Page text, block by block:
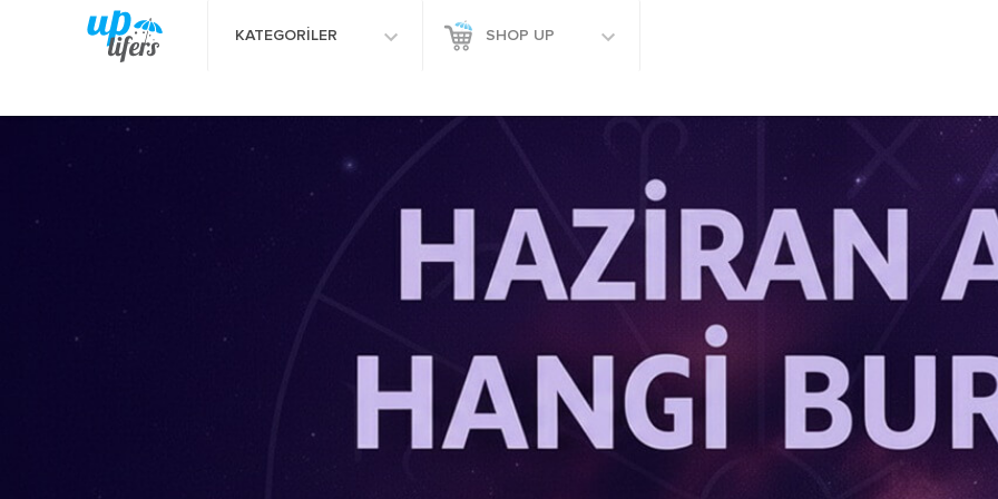
KATEGORİLER SHOP UP